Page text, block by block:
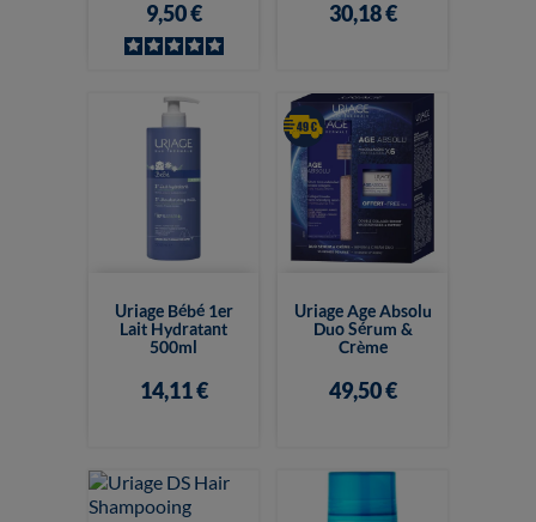
9,50 € 30,18 €
Uriage Bébé 1er
Lait Hydratant
500ml
14,11 €
Uriage Age Absolu
Duo Sérum &
Crème
49,50 €